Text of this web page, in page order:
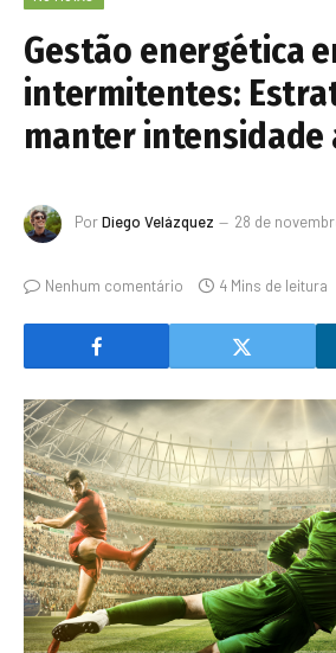
Gestão energética
intermitentes:
manter intensidade
PorDiego Velázquez 28 de
Nenhum comentário 4 Mins de leitura